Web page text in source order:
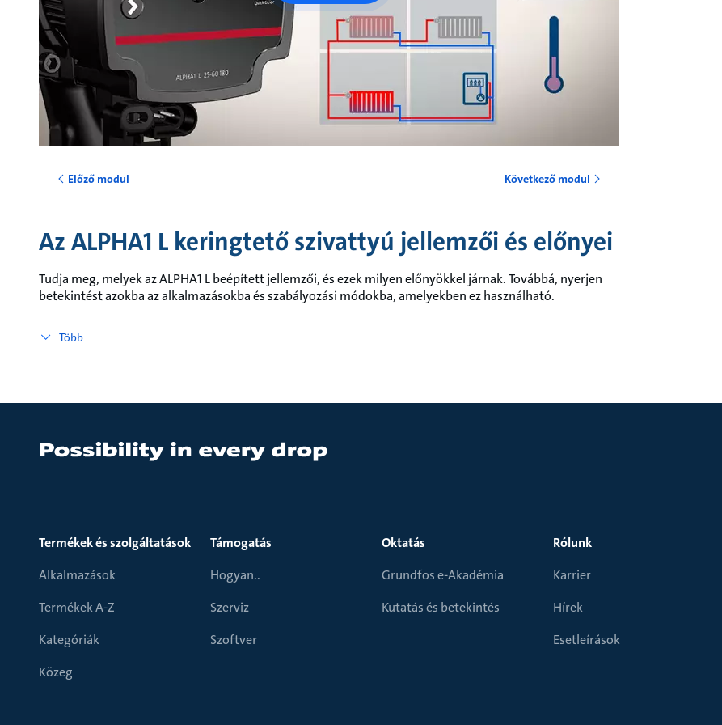
Előző modul Következő modul
Az ALPHA1 L keringtető szivattyú jellemzői és előnyei
Tudja meg, melyek az ALPHA1 L beépített jellemzői, és ezek milyen előnyökkel járnak. Továbbá, nyerjen
betekintést azokba az alkalmazásokba és szabályozási módokba, amelyekben ez használható.
Több
Termékek és szolgáltatások
Alkalmazások
Termékek A-Z
Kategóriák
Közeg
Támogatás
Hogyan..
Szerviz
Szoftver
Oktatás
Grundfos e-Akadémia
Kutatás és betekintés
Rólunk
Karrier
Hírek
Esetleírások